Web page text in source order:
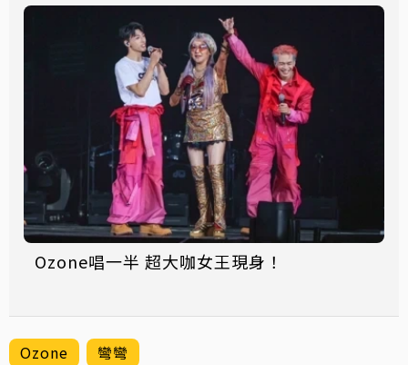
Ozone唱一半 超大咖女王現身！
Ozone 彎彎